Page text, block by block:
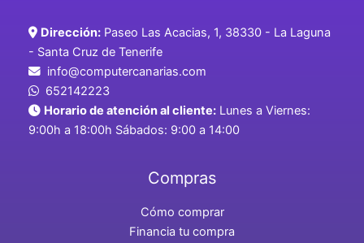
Dirección: Paseo Las Acacias, 1, 38330 - La Laguna
- Santa Cruz de Tenerife
info@computercanarias.com
652142223
Horario de atención al cliente: Lunes a Viernes:
9:00h a 18:00h Sábados: 9:00 a 14:00
Compras
Cómo comprar
Financia tu compra